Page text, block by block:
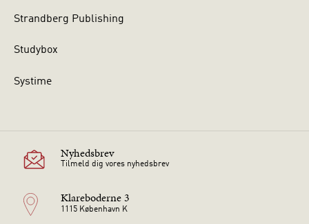
Strandberg Publishing
Studybox
Systime
Nyhedsbrev
Tilmeld dig vores nyhedsbrev
Klareboderne 3
1115 København K